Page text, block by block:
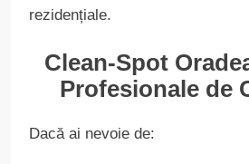
rezidențiale.
Clean-Spot
Profesionale de
Dacă ai nevoie de: